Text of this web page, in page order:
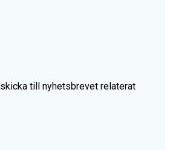
till nyhetsbrevet relaterat